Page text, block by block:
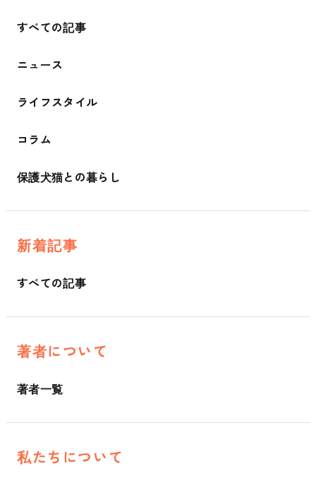
すべての記事
ニュース
ライフスタイル
コラム
保護犬猫との暮らし
新着記事
すべての記事
著者について
著者一覧
私たちについて